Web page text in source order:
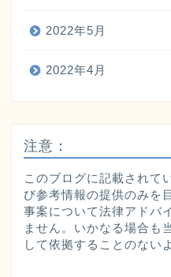
2022年5月
2022年4月
注意：
このブログに記載されて
び参考情報の提供のみを
事案について法律アドバ
ません。いかなる場合も
して依拠することのない